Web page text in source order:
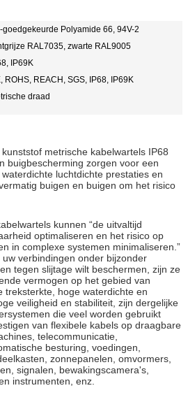
goedgekeurde Polyamide 66, 94V-2
RAL7035, zwarte RAL9005
IP69K
ROHS, REACH, SGS, IP68, IP69K
draad
metrische kabelwartels IP68
buigbescherming zorgen voor een
luchtdichte prestaties en
buigen en buigen om het risico
kunnen “de uitvaltijd
optimaliseren en het risico op
in complexe systemen minimaliseren.”
verbindingen onder bijzonder
tegen slijtage wilt beschermen, zijn ze
vermogen op het gebied van
treksterkte, hoge waterdichte en
veiligheid en stabiliteit, zijn dergelijke
die veel worden gebruikt
van flexibele kabels op draagbare
telecommunicatie,
besturing, voedingen,
zonnepanelen, omvormers,
signalen, bewakingscamera's,
instrumenten, enz.